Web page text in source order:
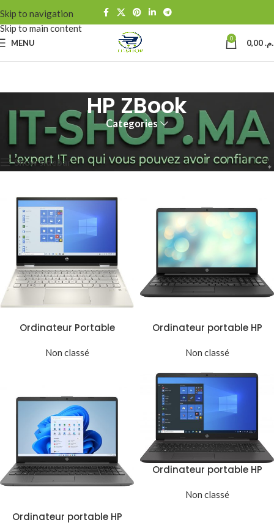
Skip to navigation
Skip to main content
MENU 0
HP ZBook
Categories
Produits identifiés “HP ZBook” 6 résultats affichés
Show sidebar
Ordinateur Portable
x360 14-dw1003nk
Non classé
Ordinateur portable HP
Non classé
Ordinateur portable HP
Ordinateur portable HP
Non classé